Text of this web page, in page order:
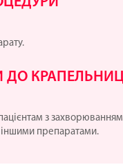
з захворюванням
препаратами.